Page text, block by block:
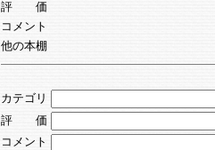
評 価
コメント
他の本棚
カテゴリ
評 価
コメント